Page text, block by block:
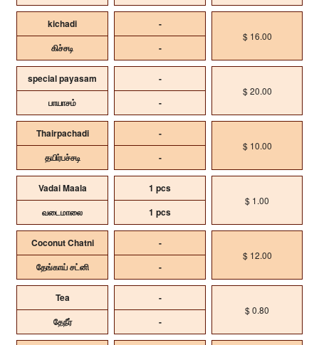
kichadi
கிச்சடி
-
-
$ 16.00
special payasam
பாயாசம்
-
-
$ 20.00
Thairpachadi
தயிர்பச்சடி
-
-
$ 10.00
Vadai Maala
வடைமாலை
1 pcs
1 pcs
$ 1.00
Coconut Chatni
தேங்காய் சட்னி
-
-
$ 12.00
Tea
தேநீர்
-
-
$ 0.80